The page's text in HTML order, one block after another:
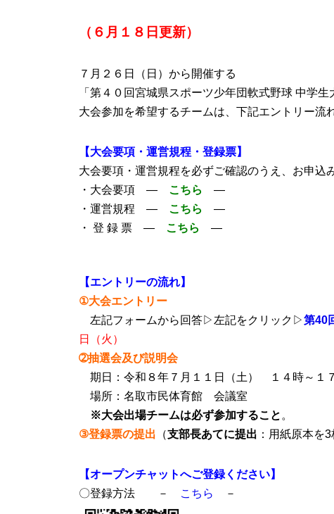
（６月１８日更新）
７月２６日（日）から開催する
「第４０回宮城県スポーツ少年団軟式野球 中学
大会参加を希望するチームは、下記エントリー流
【大会要項・運営規程・登録票】
大会要項・運営規程を必ずご確認のうえ、お申込
・大会要項 ― こちら
―
・運営規程 ― こちら
―
・ 登 録 票 ― こちら ―
【エントリーの流れ】
①大会エントリー
左記フォームから回答▷左記をクリック▷第40
日（火）
➁抽選会及び説明会
期日：令和８年７月１１日（土） １４時～１
場所：名取市民体育館 会議室
※大会出場チームは必ず参加すること
③登録票の提出 （支部長あてに提出 ：用紙原本
【オープンチャットへご登録ください】
〇登録方法 －
こちら －